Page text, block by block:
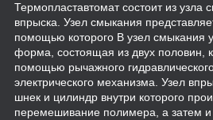
Термопластавтомат состоит из узла
впрыска. Узел смыкания
помощью которого В узел смыкания
форма, состоящая из двух половин,
помощью рычажного
электрического механизма. Узел
шнек и цилиндр внутри которого
перемешивание полимера, а затем и